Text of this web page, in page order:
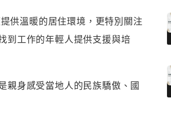
供溫暖的居住環境，更特別關注
到工作的年輕人提供支援與培
親身感受當地人的民族驕傲、國